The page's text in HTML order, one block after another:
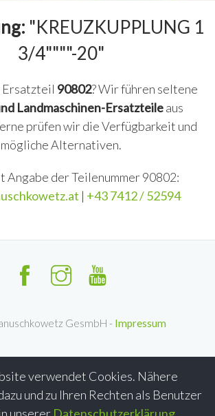
verwendet Cookies. Nähere
und zu Ihren Rechten als Benutzer
"KREUZKUPPLUNG 1
3/4""""-20"
Ersatzteil 90802? Wir führen seltene
Landmaschinen-Ersatzteileaus
prüfen wir die Verfügbarkeit und
mögliche Alternativen.
Angabe der Teilenummer 90802:
| +43 7412 / 52594
GesmbH - Impressum